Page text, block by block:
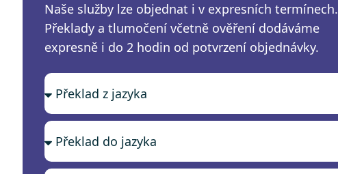
Naše služby lze objednat i v expresních termínech.
Překlady a tlumočení včetně ověření dodáváme
expresně i do 2 hodin od potvrzení objednávky.